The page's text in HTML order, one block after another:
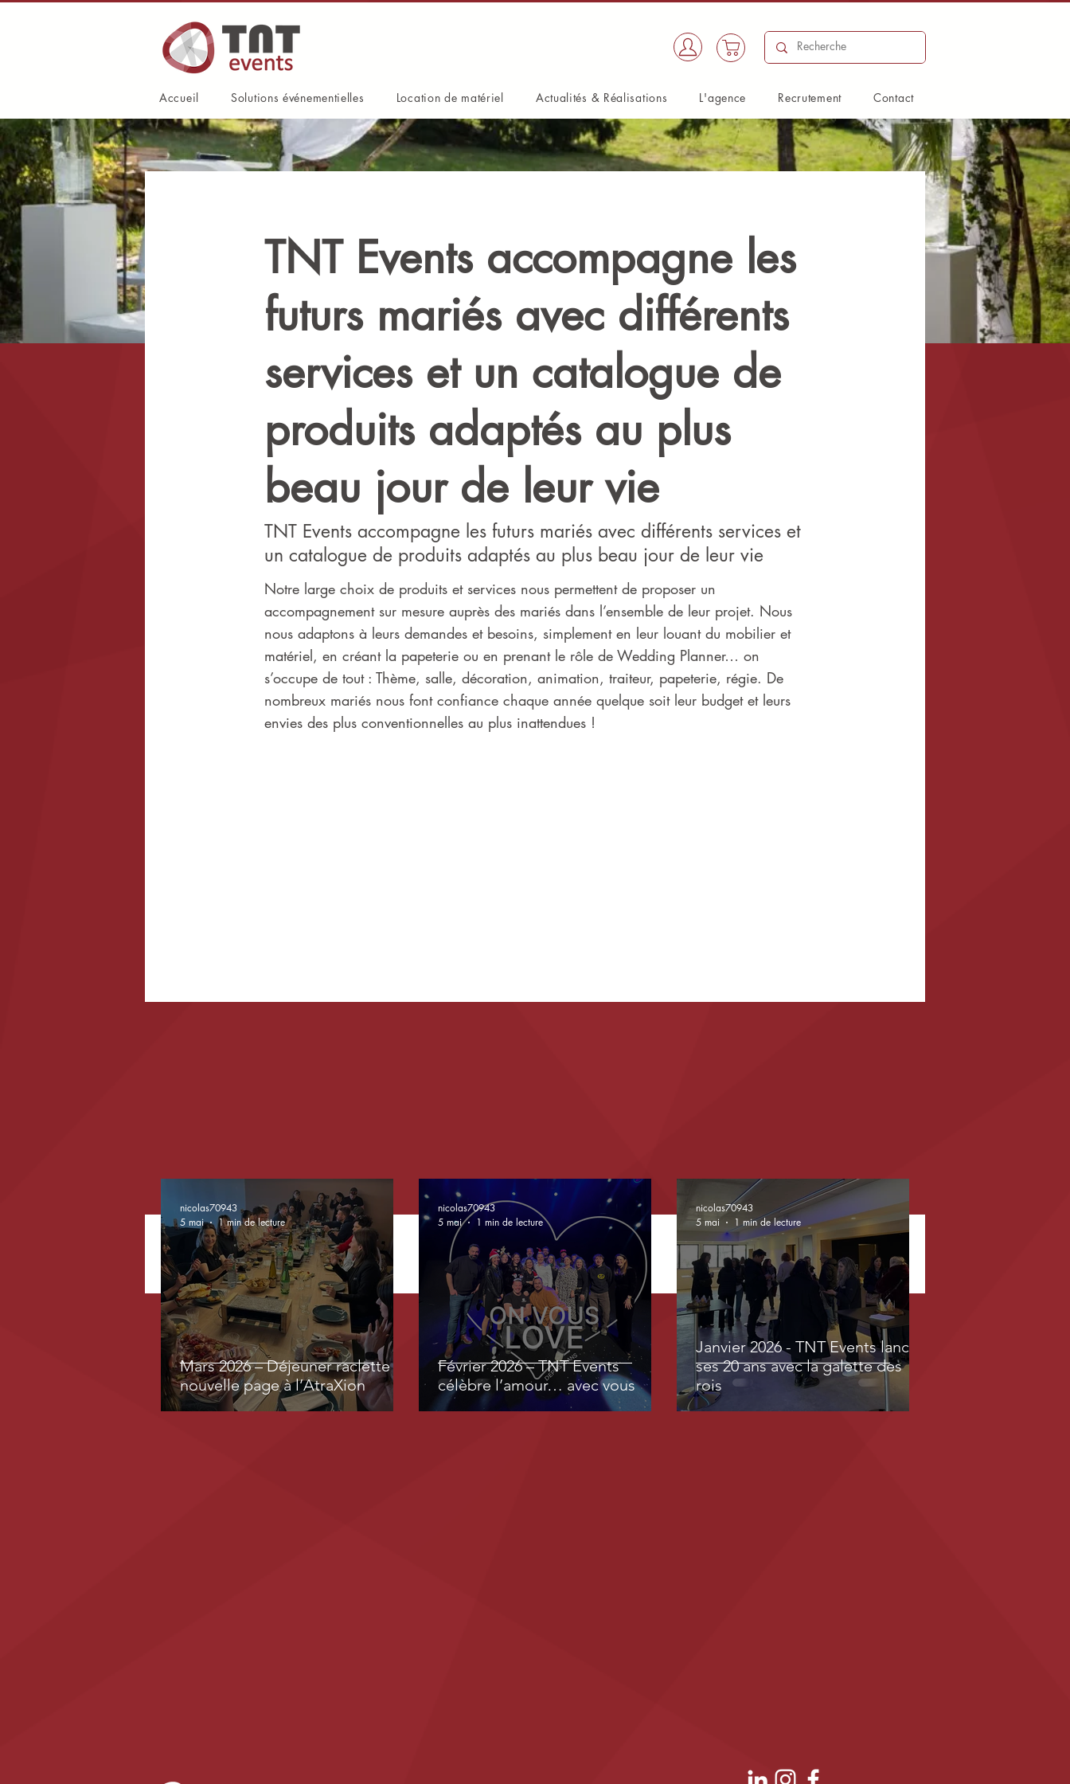
TNT Events accompagne les
futurs mariés avec différents
services et un catalogue de
produits adaptés au plus
beau jour de leur vie
TNT Events accompagne les futurs mariés avec différents services et
un catalogue de produits adaptés au plus beau jour de leur vie
Notre large choix de produits et services nous permettent de proposer un
accompagnement sur mesure auprès des mariés dans l’ensemble de leur projet. Nous
nous adaptons à leurs demandes et besoins, simplement en leur louant du mobilier et
matériel, en créant la papeterie ou en prenant le rôle de Wedding Planner… on
s’occupe de tout : Thème, salle, décoration, animation, traiteur, papeterie, régie. De
nombreux mariés nous font confiance chaque année quelque soit leur budget et leurs
envies des plus conventionnelles au plus inattendues !
Réalisations
Mars 2026 – Déjeuner raclette &
nouvelle page à l’AtraXion
nicolas70943
5 mai
1 min de lecture
Février 2026 – TNT Events
célèbre l’amour… avec vous
nicolas70943
5 mai
1 min de lecture
Janvier 2026 - TNT Events lance
ses 20 ans avec la galette des
rois
nicolas70943
5 mai
1 min de lecture
Accueil Solutions événementielles Location de matériel Actualités & Réalisations L'agence Recrutement Contact